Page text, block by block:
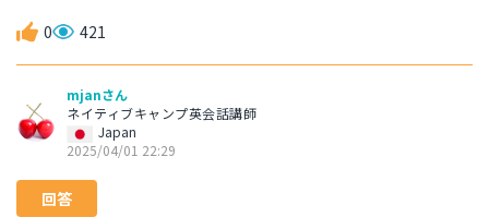
0 421
mjanさん
ネイティブキャンプ英会話講師
Japan
2025/04/01 22:29
回答